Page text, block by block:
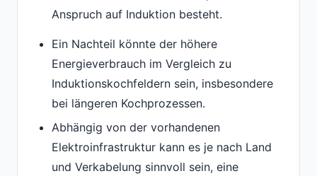
Anspruch auf Induktion besteht.
Ein Nachteil könnte der höhere
Energieverbrauch im Vergleich zu
Induktionskochfeldern sein, insbesondere
bei längeren Kochprozessen.
Abhängig von der vorhandenen
Elektroinfrastruktur kann es je nach Land
und Verkabelung sinnvoll sein, eine